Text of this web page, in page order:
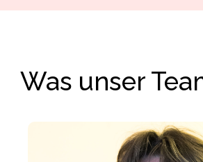
Was unser